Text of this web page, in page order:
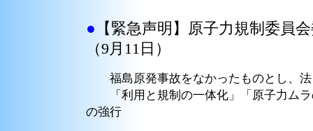
● 【緊急声明】原子力規制委員
（9月11日）
福島原発事故をなかったものとし、法
「利用と規制の一体化」「原子力ムラ
の強行